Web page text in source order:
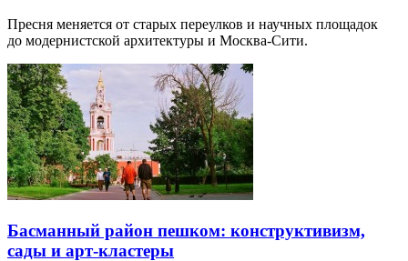
Пресня меняется от старых переулков и научных площадок
до модернистской архитектуры и Москва-Сити.
Басманный район пешком: конструктивизм,
сады и арт-кластеры